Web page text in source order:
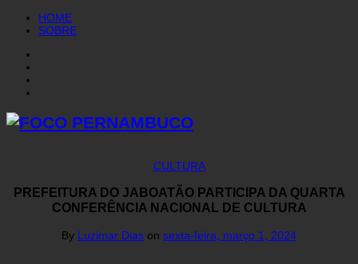
HOME
SOBRE
CULTURA
PREFEITURA DO JABOATÃO PARTICIPA DA QUARTA
CONFERÊNCIA NACIONAL DE CULTURA
By Luzimar Dias on sexta-feira, março 1, 2024